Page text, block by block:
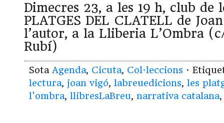
Dimecres 23, a les 19 h, club de
PLATGES DEL CLATELL de
l’autor, a la Lliberia L’Ombra
Rubí)
Sota Agenda, Cicuta, Col·leccions ·
lectura, joan vigó, labreuedicions, les
l'ombra, llibresLaBreu, narrativa catalana